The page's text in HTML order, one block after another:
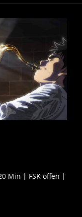
Min | FSK offen |